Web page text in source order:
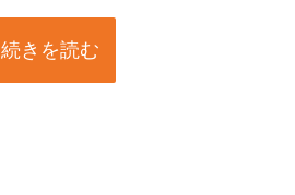
続きを読む